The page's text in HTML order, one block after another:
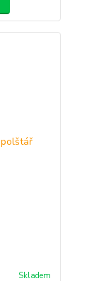
Skladem